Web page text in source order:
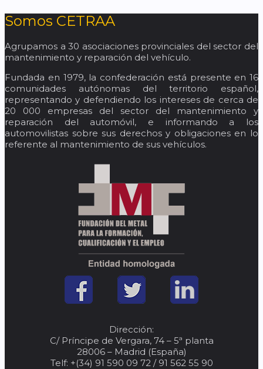
Somos CETRAA
Agrupamos a 30 asociaciones provinciales del sector del
mantenimiento y reparación del vehículo.
Fundada en 1979, la confederación está presente en 16
comunidades autónomas del territorio español,
representando y defendiendo los intereses de cerca de
20 000 empresas del sector del mantenimiento y
reparación del automóvil, e informando a los
automovilistas sobre sus derechos y obligaciones en lo
referente al mantenimiento de sus vehículos.
Dirección:
C/ Príncipe de Vergara, 74 – 5ª planta
28006 – Madrid (España)
Telf: +(34) 91 590 09 72 / 91 562 55 90